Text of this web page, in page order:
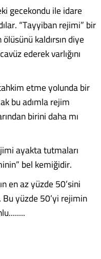
gecekondu ile idare
“Tayyiban rejimi” bir
kaldırsın diye
ederek varlığını
etme yolunda bir
bu adımla rejim
birini daha mı
ayakta tutmaları
bel kemiğidir.
en az yüzde 50’sini
yüzde 50’yi rejimin